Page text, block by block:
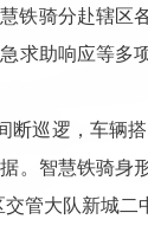
铁骑分赴辖
求助响应等
巡逻，车辆
。智慧铁骑
管大队新城二